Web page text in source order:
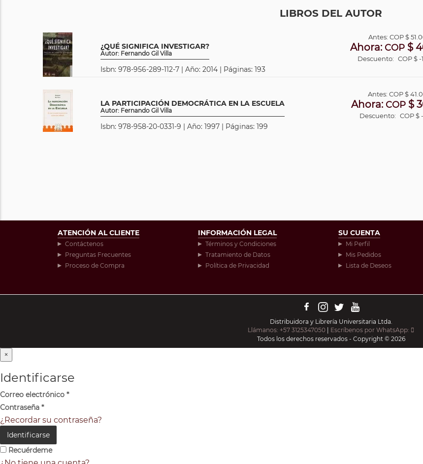
LIBROS DEL AUTOR
¿QUÉ SIGNIFICA INVESTIGAR?
Autor: Fernando Gil Villa
Isbn: 978-956-289-112-7 | Año: 2014 | Páginas: 193
Antes:COP$
Ahora: COP $
Descuento: COP $
LA PARTICIPACIÓN DEMOCRÁTICA EN LA ESCUELA
Autor: Fernando Gil Villa
Isbn: 978-958-20-0331-9 | Año: 1997 | Páginas: 199
Antes:COP$
Ahora: COP $
Descuento: COP $
ATENCIÓN AL CLIENTE
Contáctenos
Preguntas Frecuentes
Proceso de Compra
INFORMACIÓN LEGAL
Términos y Condiciones
Tratamiento de Datos
Política de Privacidad
SU CUENTA
Mi Perfil
Mis Pedidos
Lista de Deseos
Distribuidora y Librería Universitaria Ltda.
Llámanos: +57 3125347050
Escríbenos por WhatsApp:
Todos los derechos reservados - Copyright © 2026
×
Identificarse
Correo electrónico *
Contraseña *
¿Recordar su contraseña?
Identificarse
Recuérdeme